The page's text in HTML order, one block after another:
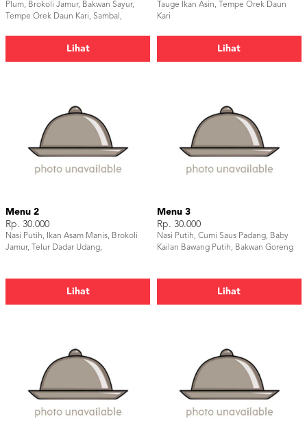
Plum, Brokoli Jamur, Bakwan Sayur,
Tempe Orek Daun Kari, Sambal,
Lihat
Tauge Ikan Asin, Tempe Orek Daun
Kari
Lihat
Menu 2
Rp. 30.000
Nasi Putih, Ikan Asam Manis, Brokoli
Jamur, Telur Dadar Udang,
Lihat
Menu 3
Rp. 30.000
Nasi Putih, Cumi Saus Padang, Baby
Kailan Bawang Putih, Bakwan Goreng
Lihat